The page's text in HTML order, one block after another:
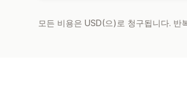
모든 비용은 USD(으)로 청구됩니다.